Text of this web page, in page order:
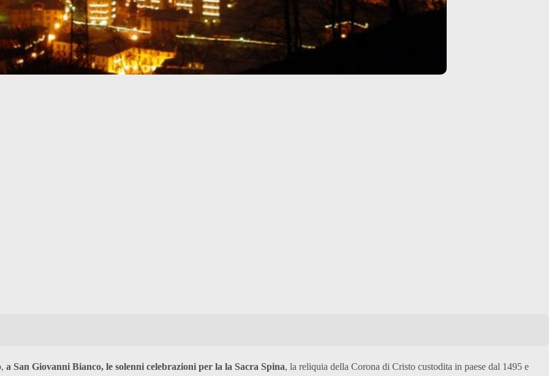
a San Giovanni Bianco, le solenni celebrazioni per la la Sacra Spina, la reliquia della Corona di Cristo custodita in paese dal 1495 e